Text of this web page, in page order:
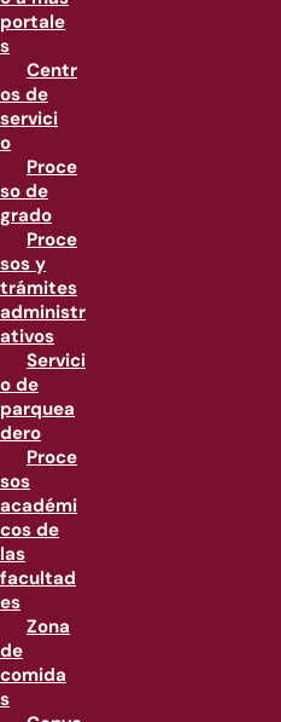
portale
s
Centr
os de
servici
o
Proce
so de
grado
Proce
sos y
trámites
administr
ativos
Servici
o de
parquea
dero
Proce
sos
académi
cos de
las
facultad
es
Zona
de
comida
s